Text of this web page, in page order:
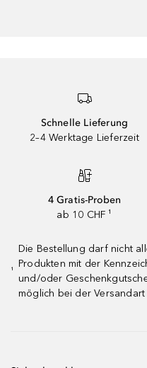
Schnelle Lieferung
2–4 Werktage Lieferzeit
4 Gratis-Proben
ab 10 CHF ¹
¹
Die Bestellung darf nicht
Produkten mit der
und/oder
möglich bei der